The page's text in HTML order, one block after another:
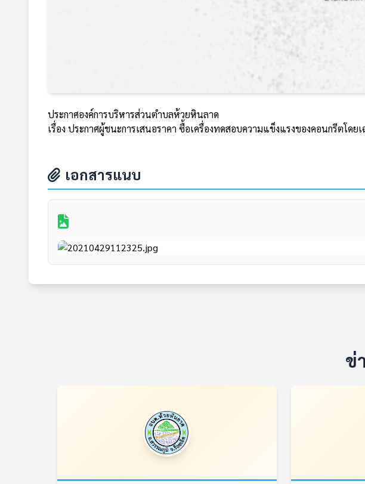
ประกาศองค์การบริหารส่วนตำบลห้วยหินลาด
เรื่อง ประกาศผู้ชนะการเสนอราคา ซื้อเครื่องทดสอบความแข็งแรงของคอนกรีตโดยเ
เอกสารแนบ
ข่